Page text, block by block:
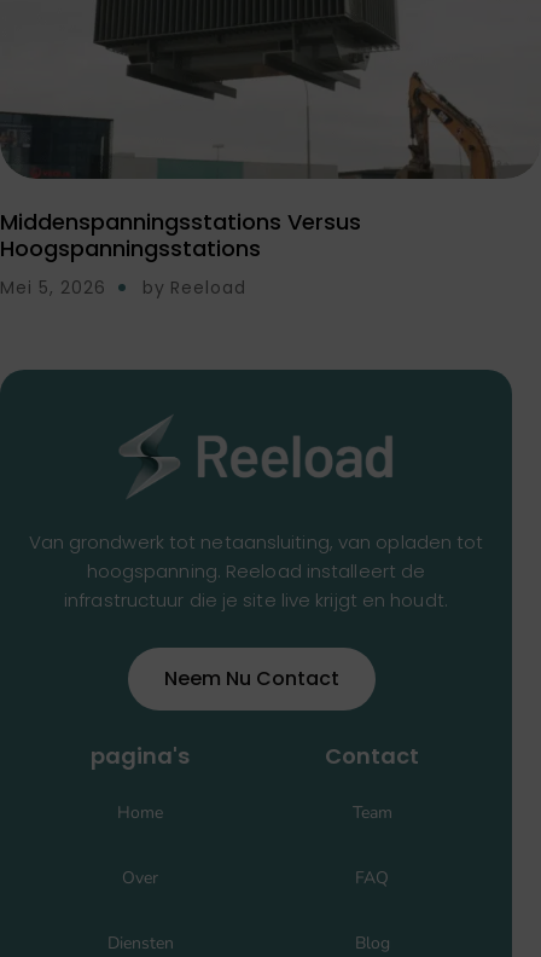
Middenspanningsstations Versus
Hoogspanningsstations
Mei 5, 2026 by Reeload
Van grondwerk tot netaansluiting, van opladen tot
hoogspanning. Reeload installeert de
infrastructuur die je site live krijgt en houdt.
Neem Nu Contact
pagina's
Home
Over
Diensten
Contact
Team
FAQ
Blog